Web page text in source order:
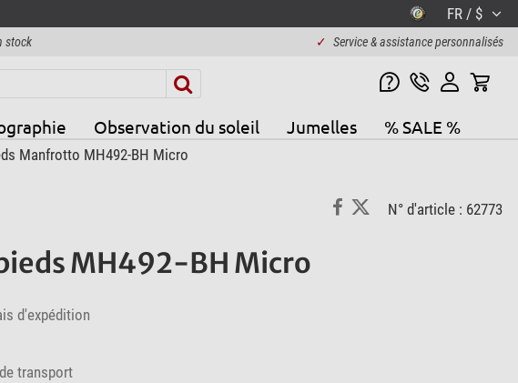
FR / $
stock ✓ Service & assistance personnalisés
Observation du soleil Jumelles % SALE %
Manfrotto MH492-BH Micro
N° d'article : 62773
MH492-BH Micro
d'expédition
transport